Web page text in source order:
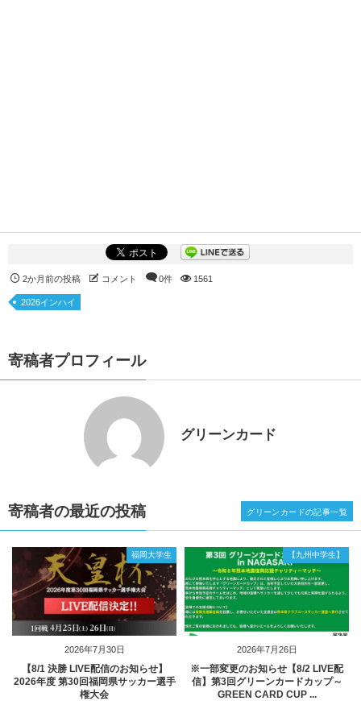
2か月前の投稿 コメント 0件 1561
2026インハイ
寄稿者プロフィール
グリーンカード
寄稿者の最近の投稿
2026年7月30日
福岡大学生
【8/1 決勝 LIVE配信のお知らせ】
2026年度 第30回福岡県サッカー選手
権大会
2026年7月26日
【九州中学生】
※一部変更のお知らせ【8/2 LIVE配
信】第3回グリーンカードカップ～
GREEN CARD CUP ...
グリーンカードの記事一覧